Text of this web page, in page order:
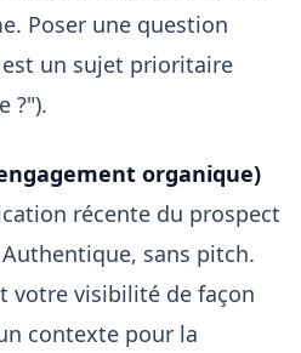
Poser une question
est un sujet prioritaire
?").
organique)
récente du prospect
sans pitch.
votre visibilité de façon
contexte pour la